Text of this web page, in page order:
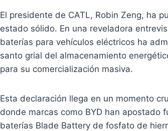
El presidente de CATL, Robin Zeng, ha
estado sólido. En una reveladora
baterías para vehículos eléctricos ha
santo grial del almacenamiento
para su comercialización masiva.
Esta declaración llega en un momento
donde marcas como BYD han apostado
baterías Blade Battery de fosfato de